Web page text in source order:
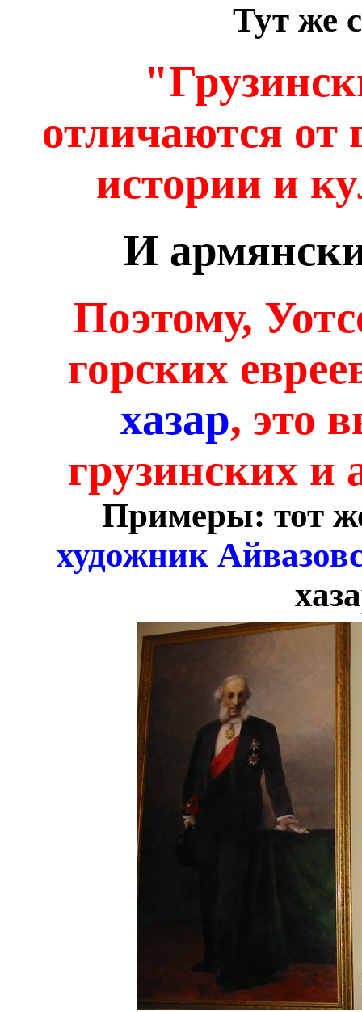
Тут же
отличаются от
истории и
И
Поэтому,
горских
хазар, это
грузинских и
Примеры: тот
художник